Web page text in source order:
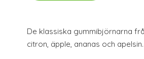
De klassiska gummibjörnarna
citron, äpple, ananas och apelsin.